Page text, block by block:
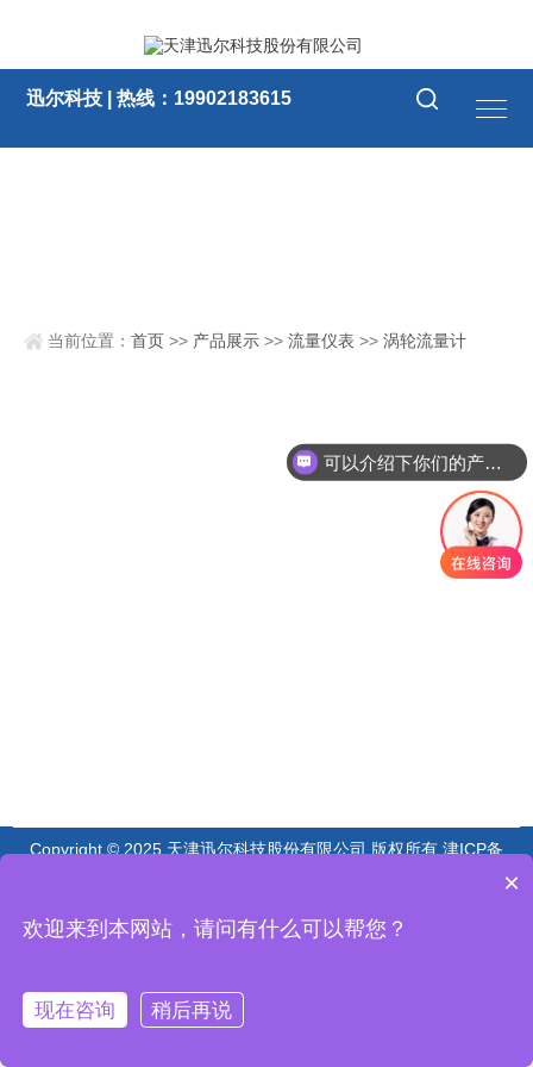
迅尔科技 | 热线：19902183615
当前位置：首页 >> 产品展示 >>流量仪表 >>涡轮流量计
Copyright © 2025 天津迅尔科技股份有限公司 版权所有 津ICP备
可以介绍下你们的产品么
×
欢迎来到本网站，请问有什么可以帮您？
现在咨询 稍后再说